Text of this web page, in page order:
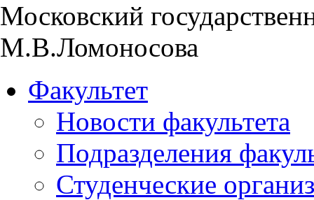
Московский
М.В.Ломоносова
Факультет
Новости факультета
Подразделения
Студенческие